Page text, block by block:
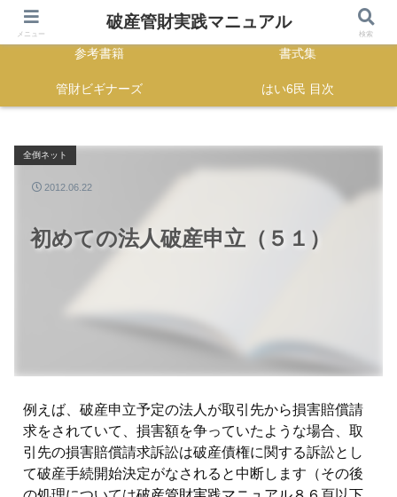
HOME 正誤表
参考書籍 書式集
管財ビギナーズ はい6民 目次
初めての法人破産申立（５１）
全倒ネット
2012.06.22
例えば、破産申立予定の法人が取引先から損害賠償請
求をされていて、損害額を争っていたような場合、取
引先の損害賠償請求訴訟は破産債権に関する訴訟とし
て破産手続開始決定がなされると中断します（その後
メニュー
破産管財実践マニュアル
検索